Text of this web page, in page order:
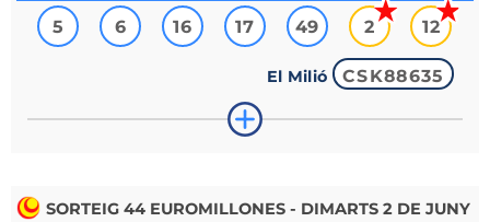
5 6 16 17 49 2 12
El Milió CSK88635
SORTEIG 44 EUROMILLONES - DIMARTS 2 DE JUNY